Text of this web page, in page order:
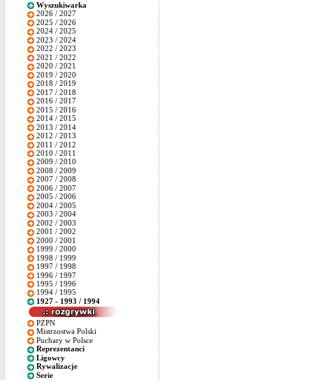
Wyszukiwarka
2026 / 2027
2025 / 2026
2024 / 2025
2023 / 2024
2022 / 2023
2021 / 2022
2020 / 2021
2019 / 2020
2018 / 2019
2017 / 2018
2016 / 2017
2015 / 2016
2014 / 2015
2013 / 2014
2012 / 2013
2011 / 2012
2010 / 2011
2009 / 2010
2008 / 2009
2007 / 2008
2006 / 2007
2005 / 2006
2004 / 2005
2003 / 2004
2002 / 2003
2001 / 2002
2000 / 2001
1999 / 2000
1998 / 1999
1997 / 1998
1996 / 1997
1995 / 1996
1994 / 1995
1927 - 1993 / 1994
PZPN
Mistrzostwa Polski
Puchary w Polsce
Reprezentanci
Ligowcy
Rywalizacje
Serie